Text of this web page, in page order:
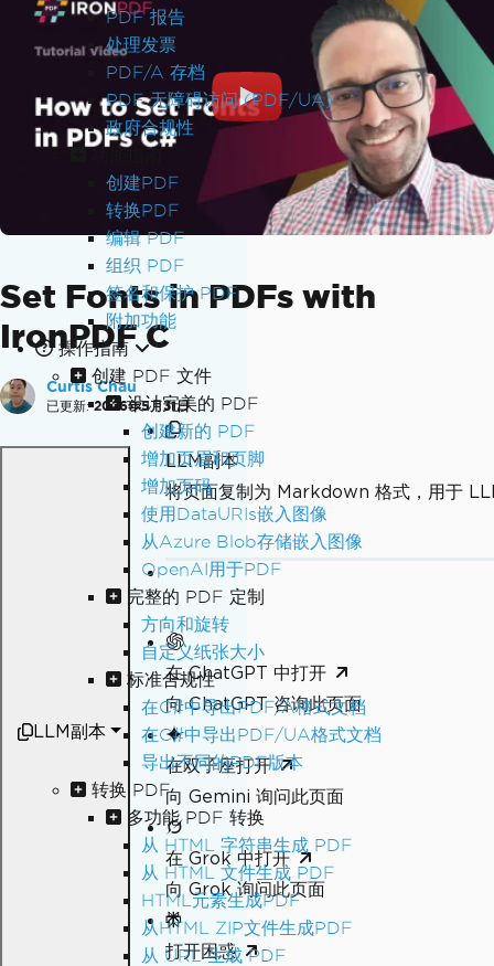
PDF 报告
处理发票
PDF/A 存档
PDF 无障碍访问 (PDF/UA)
政府合规性
创建PDF
转换PDF
编辑 PDF
组织 PDF
签名和保护 PDF
附加功能
操作指南
创建 PDF 文件
设计完美的 PDF
创建新的 PDF
增加页眉和页脚
增加页码
使用DataURIs嵌入图像
从Azure Blob存储嵌入图像
OpenAI用于PDF
完整的 PDF 定制
方向和旋转
自定义纸张大小
标准合规性
在C#中导出PDF/A格式文档
在C#中导出PDF/UA格式文档
导出不同的PDF版本
转换 PDF
多功能 PDF 转换
从 HTML 字符串生成 PDF
从 HTML 文件生成 PDF
HTML元素生成PDF
从HTML ZIP文件生成PDF
从 URL 生成 PDF
Set Fonts in PDFs with
IronPDF C
Curtis Chau
已更新: 2026年5月31日
LLM副本
LLM副本
将页面复制为 Markdown 格式，用于
在 ChatGPT 中打开
向 ChatGPT 咨询此页面
在双子座打开
向 Gemini 询问此页面
在 Grok 中打开
向 Grok 询问此页面
打开困惑